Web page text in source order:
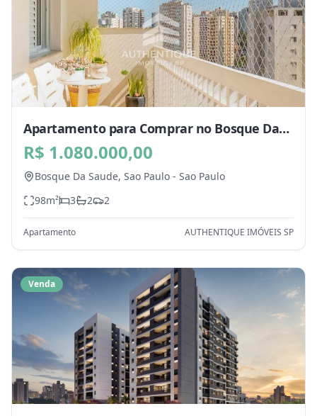
Apartamento para Comprar no Bosque Da
Saude, Sao Paulo - SP
R$ 1.080.000,00
Bosque Da Saude, Sao Paulo - Sao Paulo
98m² 3 2 2
Apartamento AUTHENTIQUE IMÓVEIS SP
Venda